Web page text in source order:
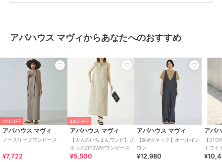
素材
コットン70% ポリエステル30%
アバハウス マヴィからあなたへのおすすめ
10%OFF
アバハウス マヴィ
ノースリーブワンピース
¥7,722
44%OFF
アバハウス マヴィ
【大人のいちまんワンピ】U
ネックZIP2WAYワンピース
¥5,500
アバハウス マヴィ
【深めVネック】オールイン
ワン
¥12,980
アバ
【
トワイ